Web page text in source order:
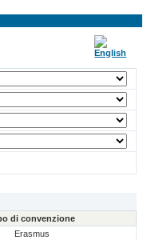
di convenzione
Erasmus